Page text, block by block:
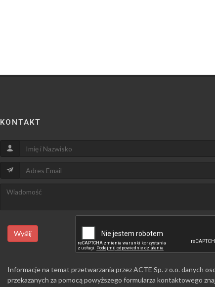
KONTAKT
Wyślij
Informacje na temat przetwarzania przez ACTE Sp. z o.o. danych
przekazanych za pomocą powyższego formularza kontaktowego